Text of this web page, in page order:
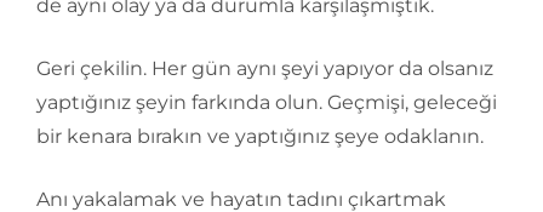
de aynı olay ya da durumla karşılaşmıştık.
Geri çekilin. Her gün aynı şeyi yapıyor da olsanız
yaptığınız şeyin farkında olun. Geçmişi, geleceği
bir kenara bırakın ve yaptığınız şeye odaklanın.
Anı yakalamak ve hayatın tadını çıkartmak